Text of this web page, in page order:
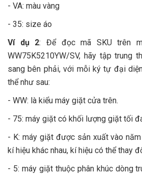
- VA: màu vàng
- 35: size áo
Ví dụ 2: Để đọc mã SKU trên
WW75K5210YW/SV, hãy tập trung
sang bên phải, với mỗi ký tự đại
thể như sau:
- WW: là kiểu máy giặt cửa trên.
- 75: máy giặt có khối lượng giặt tối
- K: máy giặt được sản xuất vào
kí hiệu khác nhau, kí hiệu có thể thay
- 5: máy giặt thuộc phân khúc dòng